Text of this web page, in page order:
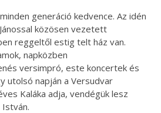
generáció kedvence. Az idén
közösen vezetett
reggeltől estig telt ház van.
napközben
versimpró, este koncertek és
utolsó napján a Versudvar
Kaláka adja, vendégük lesz